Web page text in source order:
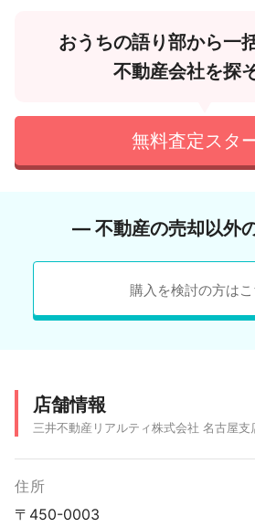
おうちの語り部から一
不動産会社を探
無料査定スタ
― 不動産の売却以外
購入を検討の方はこ
店舗情報
三井不動産リアルティ株式会社 名古屋支
住所
〒450-0003